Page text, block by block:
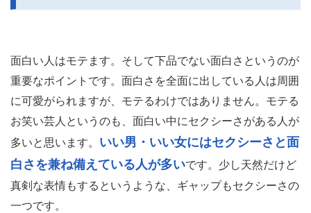
面白い人はモテます。そして下品でない面白さというのが
重要なポイントです。面白さを全面に出している人は周囲
に可愛がられますが、モテるわけではありません。モテる
お笑い芸人というのも、面白い中にセクシーさがある人が
多いと思います。 いい男・いい女にはセクシーさと面
白さを兼ね備えている人が多いです。少し天然だけど
真剣な表情もするというような、ギャップもセクシーさの
一つです。